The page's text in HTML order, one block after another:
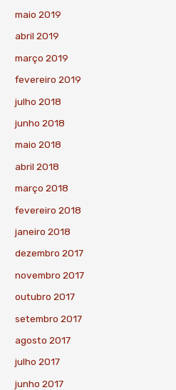
maio 2019
abril 2019
março 2019
fevereiro 2019
julho 2018
junho 2018
maio 2018
abril 2018
março 2018
fevereiro 2018
janeiro 2018
dezembro 2017
novembro 2017
outubro 2017
setembro 2017
agosto 2017
julho 2017
junho 2017